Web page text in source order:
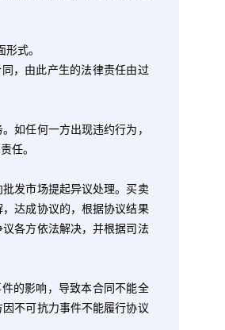
式。
，由此产生的法律责任由过
如任何一方出现违约行为，
任。
发市场提起异议处理。买卖
达成协议的，根据协议结果
各方依法解决，并根据司法
的影响，导致本合同不能全
不可抗力事件不能履行协议